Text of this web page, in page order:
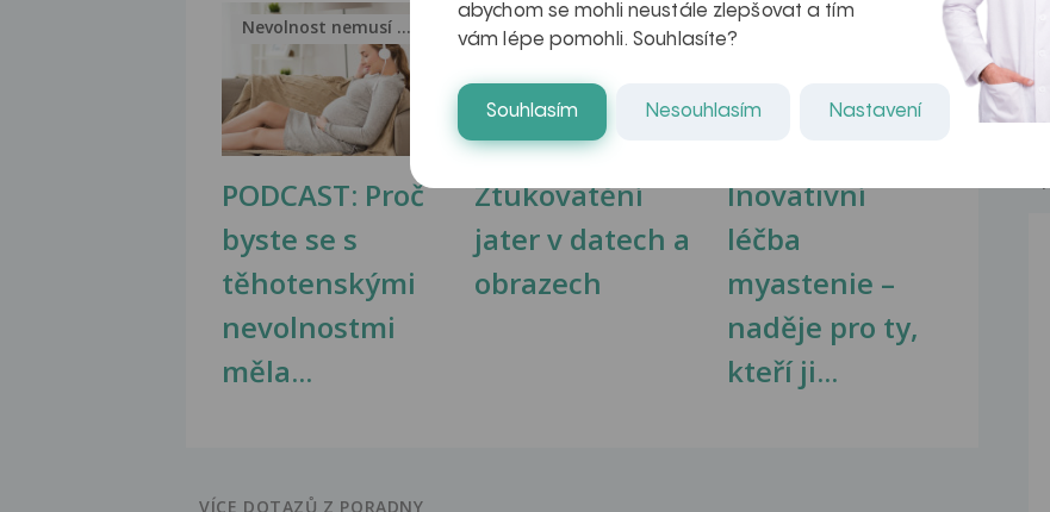
PODCAST: Proč
byste se s
těhotenskými
nevolnostmi
měla...
Nevolnost nemusí být nutnou...
Ztukovatění
jater v datech a
obrazech
Jak na zdravá játra?
Inovativní
léčba
myastenie –
naděje pro ty,
kteří ji...
VÍCE DOTAZŮ Z PORADNY
abychom se mohli neustále zlepšovat a tím
vám lépe pomohli. Souhlasíte?
Souhlasím Nesouhlasím Nastavení